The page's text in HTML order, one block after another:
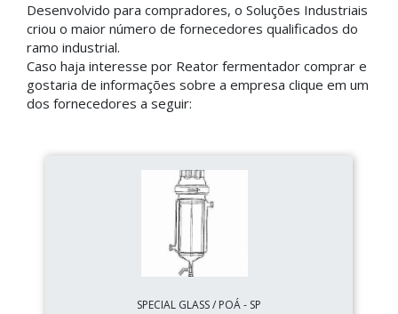
Desenvolvido para compradores, o Soluções Industriais
criou o maior número de fornecedores qualificados do
ramo industrial.
Caso haja interesse por Reator fermentador comprar e
gostaria de informações sobre a empresa clique em um
dos fornecedores a seguir:
SPECIAL GLASS / POÁ - SP